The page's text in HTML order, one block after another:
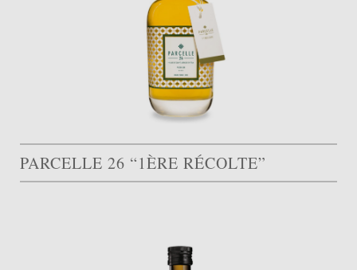
PARCELLE 26 “1ÈRE RÉCOLTE”